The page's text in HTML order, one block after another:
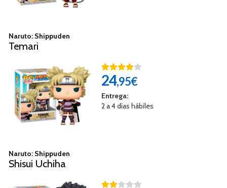
Naruto: Shippuden
Temari
24,95€
Entrega:
2 a 4 días hábiles
Naruto: Shippuden
Shisui Uchiha